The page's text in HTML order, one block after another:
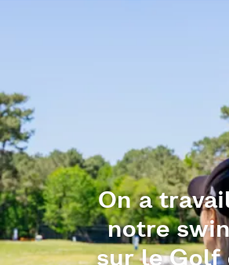
On a
notre
sur le Golf